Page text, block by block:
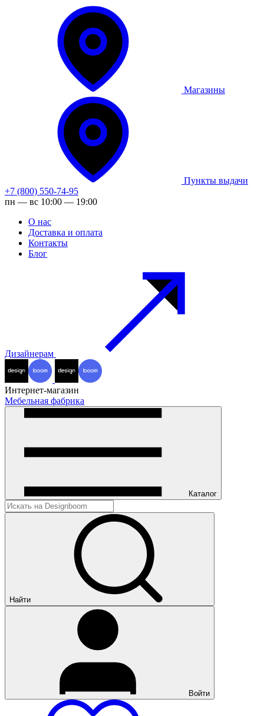
Магазины
Пункты выдачи
+7 (800) 550-74-95
пн — вс 10:00 — 19:00
О нас
Доставка и оплата
Контакты
Блог
Дизайнерам
Интернет-магазин
Мебельная фабрика
Каталог
Найти
Войти